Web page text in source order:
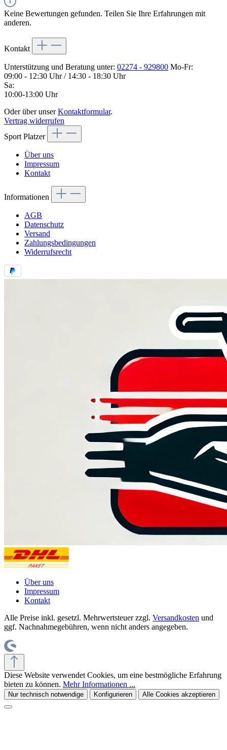
Keine Bewertungen gefunden. Teilen Sie Ihre Erfahrungen mit
anderen.
Kontakt
Unterstützung und Beratung unter: 02274 - 929800 Mo-Fr:
09:00 - 12:30 Uhr / 14:30 - 18:30 Uhr
Sa:
10:00-13:00 Uhr
Oder über unserKontaktformular.
Vertrag widerrufen
Sport Platzer
Über uns
Impressum
Kontakt
Informationen
AGB
Datenschutz
Versand
Zahlungsbedingungen
Widerrufsrecht
Über uns
Impressum
Kontakt
Alle Preise inkl. gesetzl. Mehrwertsteuer zzgl. Versandkosten und
ggf. Nachnahmegebühren, wenn nicht anders angegeben.
Diese Website verwendet Cookies, um eine bestmögliche Erfahrung
bieten zu können. Mehr Informationen ...
Nur technisch notwendige Konfigurieren Alle Cookies akzeptieren